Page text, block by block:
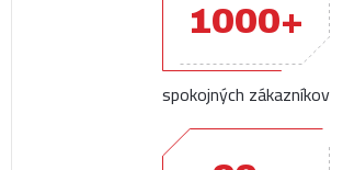
1000+
spokojných zákazníkov